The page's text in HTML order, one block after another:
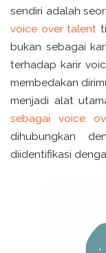
sendiri adalah
voice over talent
bukan sebagai
terhadap karir
membedakan
menjadi alat
sebagai voice
dihubungkan
diidentifikasi